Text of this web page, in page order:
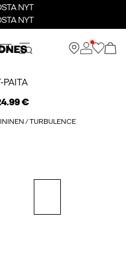
NYT
NYT
PAITA
€
/ TURBULENCE